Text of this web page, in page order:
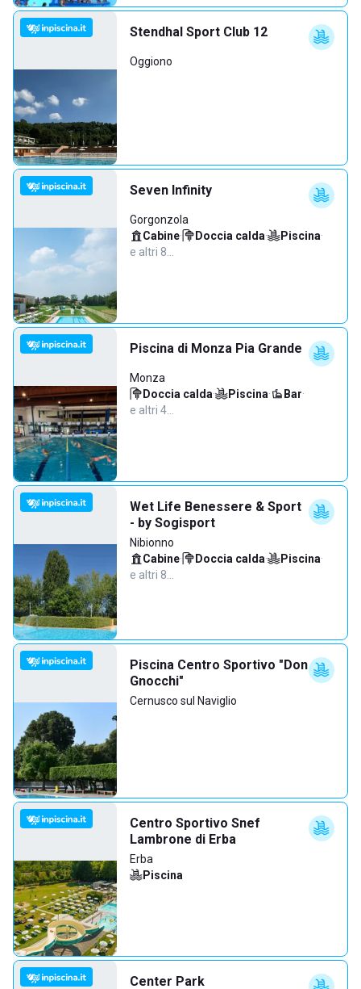
Stendhal Sport Club 12
Oggiono
Seven Infinity
Gorgonzola
Cabine· Doccia calda· Piscina·
e altri 8…
Piscina di Monza Pia Grande
Monza
Doccia calda· Piscina· Bar·
e altri 4…
Wet Life Benessere & Sport
- by Sogisport
Nibionno
Cabine· Doccia calda· Piscina·
e altri 8…
Piscina Centro Sportivo "Don
Gnocchi"
Cernusco sul Naviglio
Centro Sportivo Snef
Lambrone di Erba
Erba
Piscina
Center Park